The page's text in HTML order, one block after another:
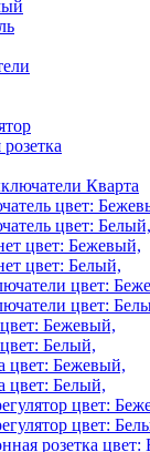
Кварта
цвет:
цвет: Белый,
цвет: Бежевый,
цвет: Белый,
цвет:
цвет:
Бежевый,
Белый,
цвет: Бежевый,
цвет: Белый,
цвет:
цвет:
розетка